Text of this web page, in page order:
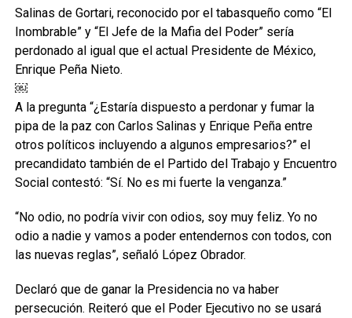
Salinas de Gortari, reconocido por el tabasqueño como “El
Inombrable” y “El Jefe de la Mafia del Poder” sería
perdonado al igual que el actual Presidente de México,
Enrique Peña Nieto.
￼
A la pregunta “¿Estaría dispuesto a perdonar y fumar la
pipa de la paz con Carlos Salinas y Enrique Peña entre
otros políticos incluyendo a algunos empresarios?” el
precandidato también de el Partido del Trabajo y Encuentro
Social contestó: “Sí. No es mi fuerte la venganza.”
“No odio, no podría vivir con odios, soy muy feliz. Yo no
odio a nadie y vamos a poder entendernos con todos, con
las nuevas reglas”, señaló López Obrador.
Declaró que de ganar la Presidencia no va haber
persecución. Reiteró que el Poder Ejecutivo no se usará